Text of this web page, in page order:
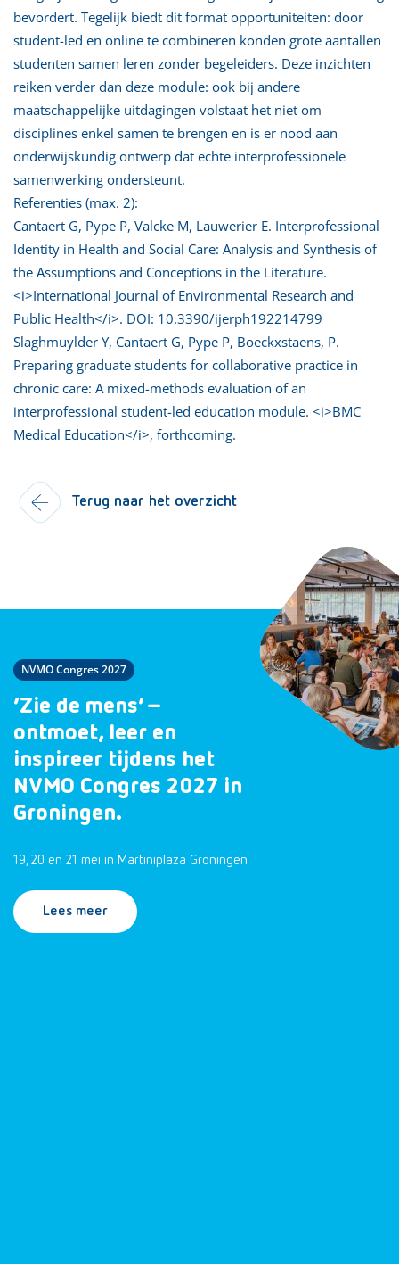
bevordert. Tegelijk biedt dit format opportuniteiten: door
student-led en online te combineren konden grote aantallen
studenten samen leren zonder begeleiders. Deze inzichten
reiken verder dan deze module: ook bij andere
maatschappelijke uitdagingen volstaat het niet om
disciplines enkel samen te brengen en is er nood aan
onderwijskundig ontwerp dat echte interprofessionele
samenwerking ondersteunt.
Referenties (max. 2):
Cantaert G, Pype P, Valcke M, Lauwerier E. Interprofessional
Identity in Health and Social Care: Analysis and Synthesis of
the Assumptions and Conceptions in the Literature.
<i>International Journal of Environmental Research and
Public Health</i>. DOI: 10.3390/ijerph192214799
Slaghmuylder Y, Cantaert G, Pype P, Boeckxstaens, P.
Preparing graduate students for collaborative practice in
chronic care: A mixed-methods evaluation of an
interprofessional student-led education module. <i>BMC
Medical Education</i>, forthcoming.
Terug naar het overzicht
NVMO Congres 2027
‘Zie de mens’ –
ontmoet, leer en
inspireer tijdens het
NVMO Congres 2027 in
Groningen.
19, 20 en 21 mei in Martiniplaza Groningen
Lees meer